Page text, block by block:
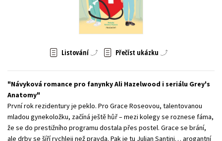
Zahraniční literatura
Všechny tituly
Listování Přečíst ukázku
Návyková romance pro fanynky Ali Hazelwood i seriálu Grey's
Anatomy
První rok rezidentury je peklo. Pro Grace Roseovou, talentovanou
mladou gynekoložku, začíná ještě hůř – mezi kolegy se roznese fáma,
že se do prestižního programu dostala přes postel. Grace se brání,
ale drby se šíří rychleji než pravda. Pak je tu Julian Santini… arogantní